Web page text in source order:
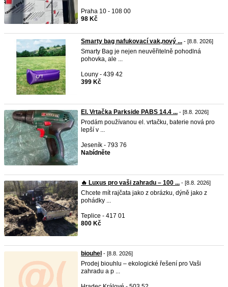
Praha 10 - 108 00
98 Kč
Smarty bag nafukovací vak,nový ... - [8.8. 2026]
Smarty Bag je nejen neuvěřitelně pohodlná
pohovka, ale ...
Louny - 439 42
399 Kč
El. Vrtačka Parkside PABS 14.4 ... - [8.8. 2026]
Prodám používanou el. vrtačku, baterie nová pro
lepší v ...
Jeseník - 793 76
Nabídněte
🔥 Luxus pro vaši zahradu – 100 ... - [8.8. 2026]
Chcete mít rajčata jako z obrázku, dýně jako z
pohádky ...
Teplice - 417 01
800 Kč
biouhel - [8.8. 2026]
Prodej biouhlu – ekologické řešení pro Vaši
zahradu a p ...